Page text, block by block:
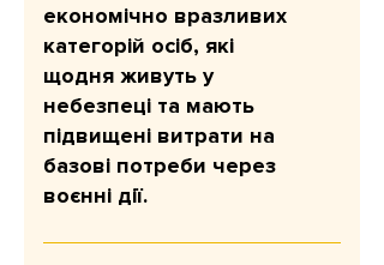
економічно вразливих
категорій осіб, які
щодня живуть у
небезпеці та мають
підвищені витрати на
базові потреби через
воєнні дії.
Мета: покрити базові потреби